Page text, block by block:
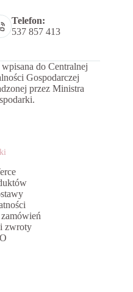
Telefon:
537 857 413
do Centralnej
Gospodarczej
przez Ministra
zwroty